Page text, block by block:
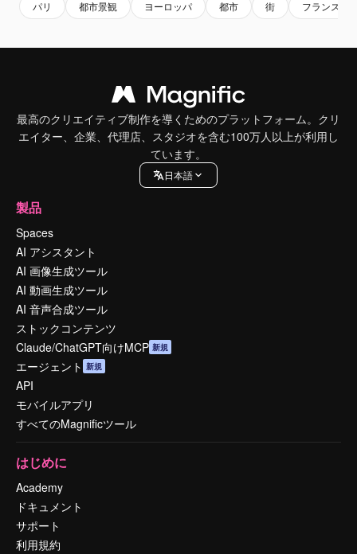
パリ 都市景観 ヨーロッパ 都市 街 フランス
最高のクリエイティブ制作を導くためのプラットフォーム。クリ
エイター、企業、代理店、スタジオを含む100万人以上が利用し
ています。
日本語
製品
Spaces
AI アシスタント
AI 画像生成ツール
AI 動画生成ツール
AI 音声合成ツール
ストックコンテンツ
Claude/ChatGPT向けMCP 新規
エージェント 新規
API
モバイルアプリ
すべてのMagnificツール
はじめに
Academy
ドキュメント
サポート
利用規約